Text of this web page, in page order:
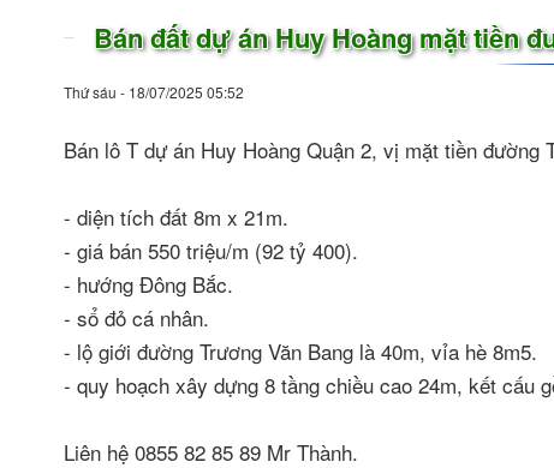
Bán đất dự án Huy Hoàng mặt tiền
Thứ sáu - 18/07/2025 05:52
Bán lô T dự án Huy Hoàng Quận 2, vị mặt tiền đường
- diện tích đất 8m x 21m.
- giá bán 550 triệu/m (92 tỷ 400).
- hướng Đông Bắc.
- sổ đỏ cá nhân.
- lộ giới đường Trương Văn Bang là 40m, vỉa hè 8m5.
- quy hoạch xây dựng 8 tầng chiều cao 24m, kết cấu
Liên hệ 0855 82 85 89 Mr Thành.